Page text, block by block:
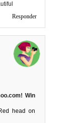
Responder
Win
head on